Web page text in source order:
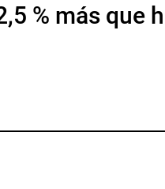
% más que